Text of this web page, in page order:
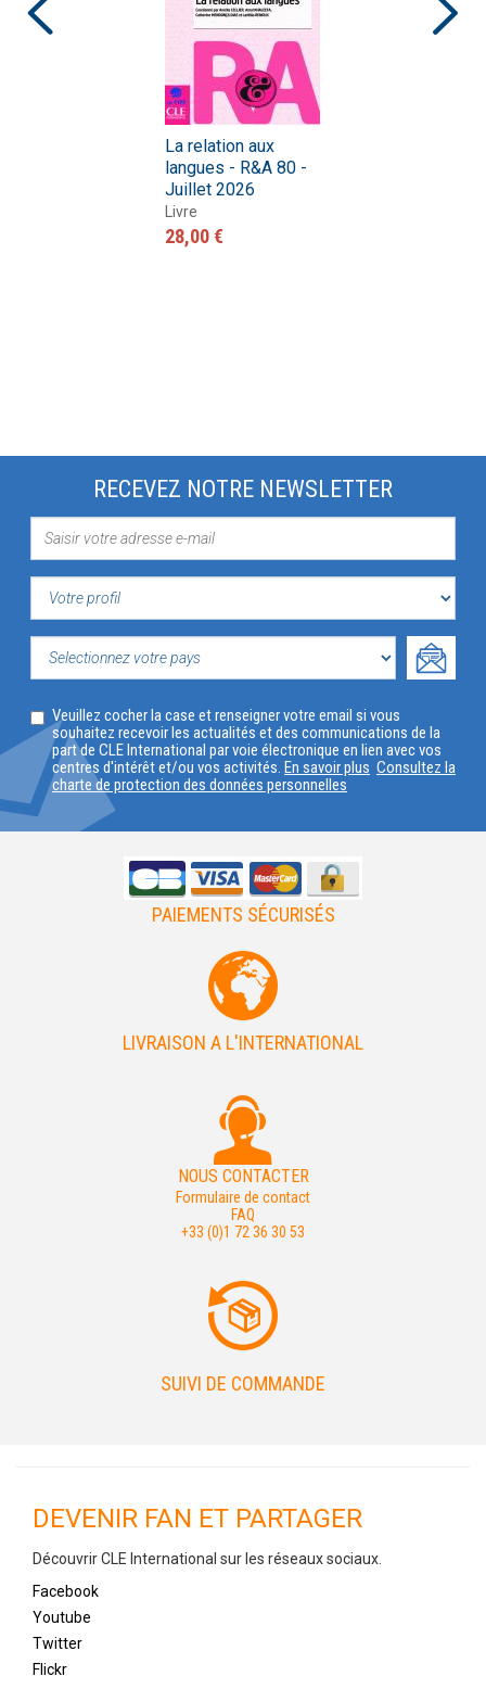
La relation aux
langues - R&A 80 -
Juillet 2026
Livre
28,00 €
RECEVEZ NOTRE NEWSLETTER
VOTRE
PROFIL
VOTRE
PAYS
Veuillez cocher la case et renseigner votre email si vous
souhaitez recevoir les actualités et des communications de la
part de CLE International par voie électronique en lien avec vos
centres d'intérêt et/ou vos activités. En savoir plus Consultez la
charte de protection des données personnelles
PAIEMENTS SÉCURISÉS
LIVRAISON A L'INTERNATIONAL
NOUS CONTACTER
Formulaire de contact
FAQ
+33 (0)1 72 36 30 53
SUIVI DE COMMANDE
DEVENIR FAN ET PARTAGER
Découvrir CLE International sur les réseaux sociaux.
Facebook
Youtube
Twitter
Flickr